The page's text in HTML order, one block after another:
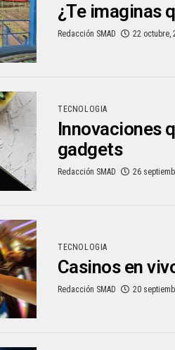
¿Te imaginas
Redacción SMAD 22 octubre,
TECNOLOGIA
Innovaciones
gadgets​
Redacción SMAD 26
TECNOLOGIA
Casinos en
Redacción SMAD 20